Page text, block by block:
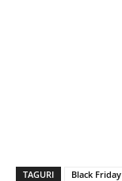
TAGURI Black Friday